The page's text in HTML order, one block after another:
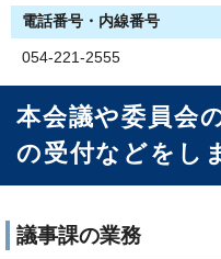
電話番号・内線番号
054-221-2555
本会議や委員会
の受付などをし
議事課の業務